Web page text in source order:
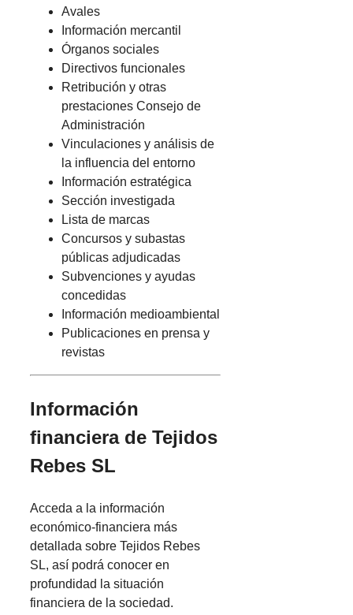
Avales
Información mercantil
Órganos sociales
Directivos funcionales
Retribución y otras
prestaciones Consejo de
Administración
Vinculaciones y análisis de
la influencia del entorno
Información estratégica
Sección investigada
Lista de marcas
Concursos y subastas
públicas adjudicadas
Subvenciones y ayudas
concedidas
Información medioambiental
Publicaciones en prensa y
revistas
Información
financiera de Tejidos
Rebes SL
Acceda a la información
económico-financiera más
detallada sobre Tejidos Rebes
SL, así podrá conocer en
profundidad la situación
financiera de la sociedad.